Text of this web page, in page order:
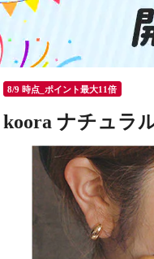
8/9 時点_ポイント最大11倍
koora ナチュラ